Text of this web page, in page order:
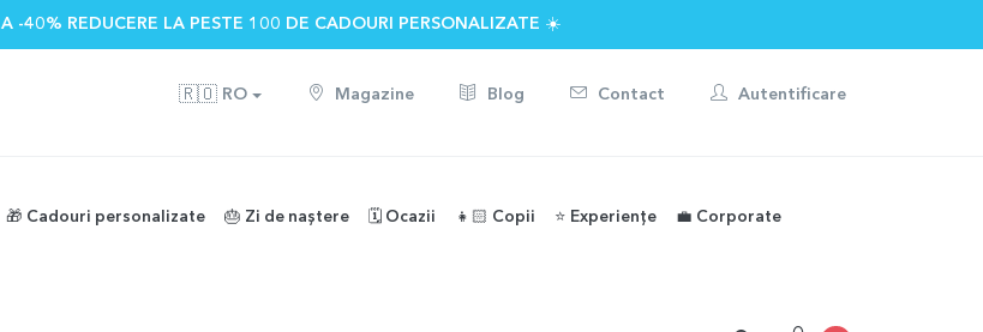
-40% REDUCERE LA PESTE 100 DE CADOURI PERSONALIZATE ☀️
🇷🇴 RO Magazine Blog Contact Autentificare
🎁 Cadouri personalizate 🎂 Zi de naștere 🗓️ Ocazii 👧🏻 Copii ⭐️ Experiențe 💼 Corporate